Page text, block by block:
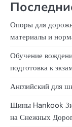
Опоры для
материалы и
Обучение
подготовка к
Английский для
Шины Hankook
на Снежных